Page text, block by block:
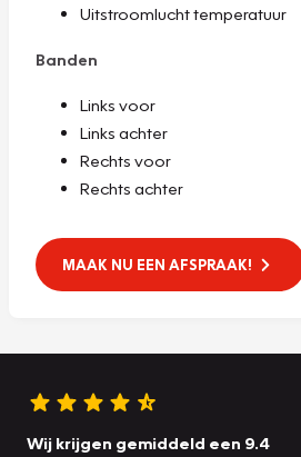
Uitstroomlucht temperatuur
Banden
Links voor
Links achter
Rechts voor
Rechts achter
MAAK NU EEN AFSPRAAK!
Wij krijgen gemiddeld een 9.4